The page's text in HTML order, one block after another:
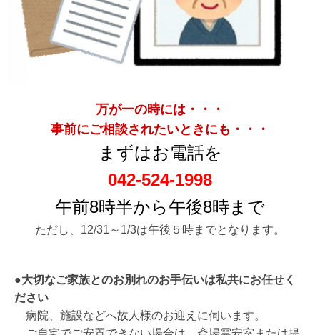
万が一の時には・・・
事前にご相談されたいときにも・・・
まずはお電話を
042-524-1998
午前8時半から午後8時まで
ただし、12/31～1/3は午後５時までとなります。
●大切なご家族とのお別れのお手伝いは私共にお任せく
ださい
病院、施設などへ故人様のお迎えに伺います。